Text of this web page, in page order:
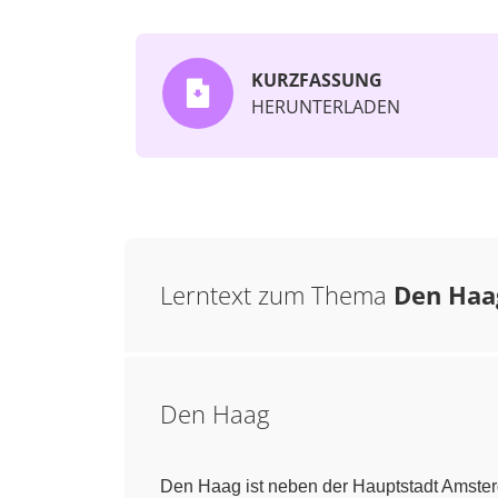
KURZFASSUNG
HERUNTERLADEN
Lerntext zum Thema Den
Den Haag
Den Haag ist neben der Hauptstadt